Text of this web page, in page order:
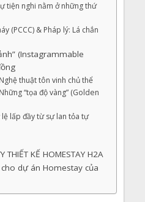
tiện nghi nằm ở những thứ
(PCCC) & Pháp lý: Lá chắn
(Instagrammable
thuật tôn vinh chủ thể
“tọa độ vàng” (Golden
lệ lấp đầy từ sự lan tỏa tự
THIẾT KẾ HOMESTAY H2A
dự án Homestay của